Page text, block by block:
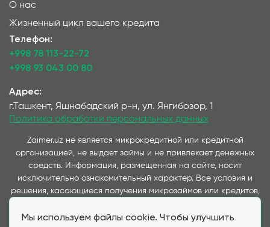
Мы используем файлы cookie. Чтобы улучшить
О нас
Жизненный цикл вашего кредита
Телефон:
+998 78 113-22-72
+998 93 043 00 80
Адрес:
г.Ташкент, Яшнабадский р-н, ул. Янгибозор, 1
Политика обработки персональных данных
Zaimer.uz не является микрокредитной или кредитной
организацией, не выдает займы и не привлекает денежных
средств. Информация, размещенная на сайте, носит
исключительно ознакомительный характер. Все условия и
решения, касающиеся получения микрозаймов или кредитов,
предоставляющими данные услуги и представленные на